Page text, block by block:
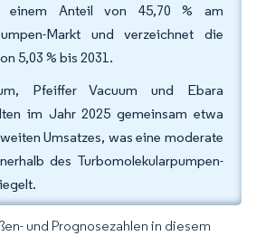
einem Anteil von 45,70 % am
Markt und verzeichnet die
5,03 % bis 2031.
Pfeiffer Vacuum und Ebara
im Jahr 2025 gemeinsam etwa
Umsatzes, was eine moderate
des Turbomolekularpumpen-
und Prognosezahlen in diesem